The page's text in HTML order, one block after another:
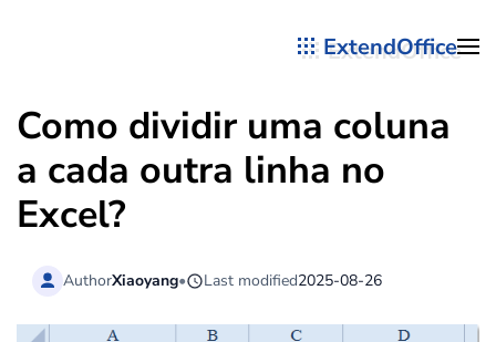
ExtendOffice
Como dividir uma coluna
a cada outra linha no
Excel?
AuthorXiaoyang• Last modified2025-08-26